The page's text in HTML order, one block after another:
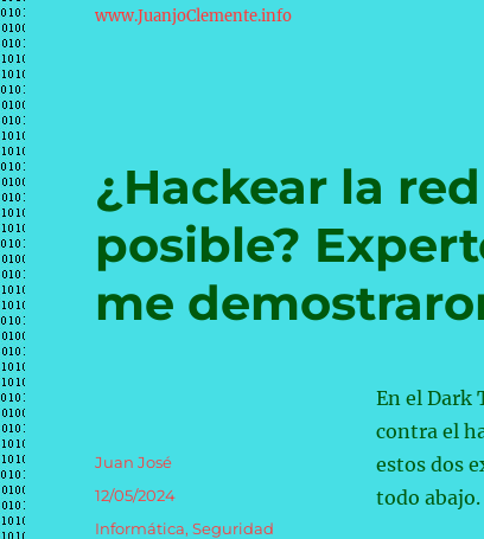
www.JuanjoClemente.info
¿Hackear la
posible?
me
En el Dark
contra el
estos dos
todo abajo.
Autor
Juan José
Publicado
12/05/2024
Categorías
Informática,Seguridad